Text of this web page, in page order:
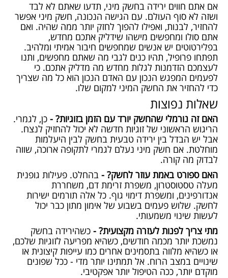
אם אתם חווים ירידה בחשק מיני, תדעו שאתם לא לבד
ושזה לא סוף העולם. עם הגישה הנכונה, חשק מיני אפשר
להחזיר, לבנות, ואפילו להפוך לחזק יותר ממה שהיה. ואם
אתם סולו ומחפשים מישהו שידליק אתכם מחדש,
בפלירטוטים יש אנשים שמחפשים חיבור אמיתי ומלהיב.
תפתחו פרופיל, תהיו כנים לגבי מה שאתם מחפשים, ותנו
לעצמכם הזדמנות לגלות מחדש מה מדליק אתכם. כי
לפעמים המפגש הנכון עם האדם הנכון הוא כל מה שצריך
כדי להחזיר את החשק המיני למקום שלו.
שאלות נפוצות
האם זה נורמלי שהחשק יורד עם הזמן בזוגיות? - כן, לגמרי.
הריגוש הראשוני של זוגיות חדשה לא יכול להחזיק לנצח.
אבל יש הבדל בין ירידה טבעית בחשק לבין היעלמות
מוחלטת. אם חשק מיני נעלם לגמרי לתקופה ארוכה, שווה
לבדוק מה קורה.
האם ספורט באמת עוזר לחשק? - בהחלט. פעילות גופנית
מעלה טסטוסטרון, משפרת זרימת דם, משחררת
אנדורפינים, ומשפרת דימוי גוף. כל אלה תורמים ישירות
לחשק. שלוש פעמים בשבוע של אימון מתון כבר יכול
לעשות שינוי משמעותי.
מתי צריך לפנות לעזרה מקצועית? - כשהירידה בחשק
נמשכת יותר מכמה חודשים, כשהיא מפריעה לזוגיות שלכם,
או כשהיא מלווה בתסמינים אחרים כמו עייפות קיצונית או
שינויים במצב הרוח. אל תמתינו יותר מדי - ככל שפונים
מוקדם יותר, ככה הטיפול יותר אפקטיבי.